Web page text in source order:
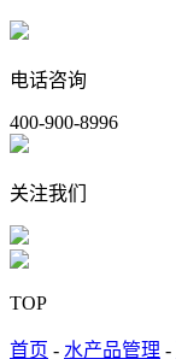
电话咨询
400-900-8996
关注我们
TOP
首页 - 水产品管理 -